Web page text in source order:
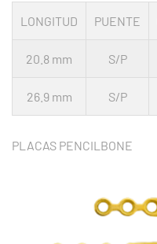
LONGITUD PUENTE
20.8 mm S/P
26.9 mm S/P
PLACAS PENCILBONE